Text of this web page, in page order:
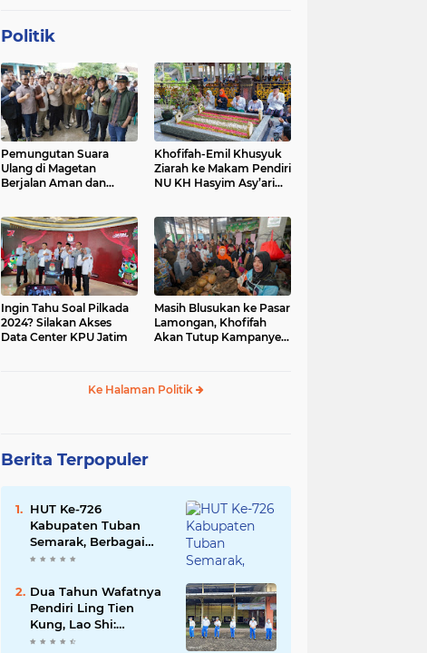
Politik
Pemungutan Suara
Ulang di Magetan
Berjalan Aman dan
Khofifah-Emil Khusyuk
Ziarah ke Makam Pendiri
NU KH Hasyim Asy’ari
Ingin Tahu Soal Pilkada
2024? Silakan Akses
Data Center KPU Jatim
Masih Blusukan ke Pasar
Lamongan, Khofifah
Akan Tutup Kampanye
Ke Halaman Politik
Berita Terpopuler
HUT Ke-726
Kabupaten Tuban
Semarak, Berbagai
Prestasinya Pun
Dua Tahun Wafatnya
Pendiri Ling Tien
Kung, Lao Shi:
Amanah Harus Kita